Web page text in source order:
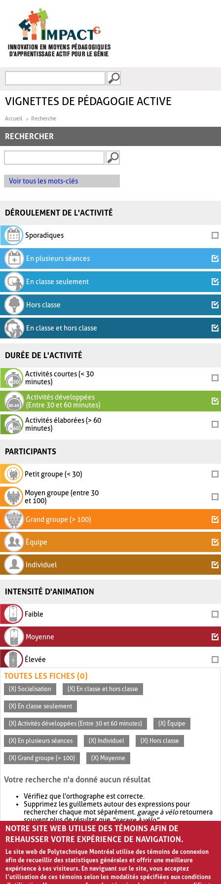
FORMULAIRE DE
VIGNETTES DE PÉDAGOGIE ACTIVE
Accueil Recherche
RECHERCHER
Voir tous les mots-clés
DÉROULEMENT DE L'ACTIVITÉ
Sporadiques
En plusieurs séances
En classe seulement
Hors classe
En classe et hors classe
DURÉE DE L'ACTIVITÉ
Activités courtes (< 30
minutes)
Activités développées
(Entre 30 et 60 minutes)
Activités élaborées (> 60
minutes)
PARTICIPANTS
Petit groupe (< 30)
Moyen groupe (entre 30
et 100)
Grand groupe (> 100)
Équipe
Individuel
INTENSITÉ D'ANIMATION
Faible
Moyenne
Élevée
TOUTES LES FICHES (0)
(X) Socialisation (X) En classe et hors classe
(X) En classe seulement
(X) Activités développées (Entre 30 et 60 minutes) (X) Équipe
(X) En plusieurs séances (X) Individuel (X) Hors classe
(X) Grand groupe (> 100) (X) Moyenne
Votre recherche n'a donné aucun résultat
Vérifiez que l'orthographe est correcte.
Supprimez les guillemets autour des expressions pour
rechercher chaque mot séparément. garage à véloretournera
souvent plus de résultat que"garage à vélo".
Envisagez d'élargir votre recherche avec OR.garage OR vélo
retournera souvent plus de résultat quegarage à vélo
NOTRE SITE WEB UTILISE DES TÉMOINS AFIN DE
REHAUSSER VOTRE EXPÉRIENCE DE NAVIGATION.
Le site web de Polytechnique Montréal utilise des témoins de connexion
afin de recueillir des statistiques générales et offrir une meilleure
expérience à ses visiteurs. En naviguant sur le site, vous acceptez
l’utilisation de ces témoins selon les modalités spécifiées aux conditions